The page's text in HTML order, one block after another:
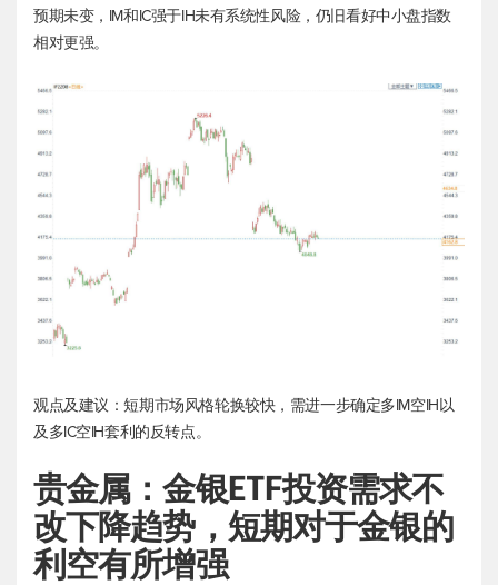
预期未变，IM和IC强于IH未有系统性风险，仍旧看好中小盘指数
相对更强。
观点及建议：短期市场风格轮换较快，需进一步确定多IM空IH以
及多IC空IH套利的反转点。
贵金属：金银ETF投资需求不
改下降趋势，短期对于金银的
利空有所增强